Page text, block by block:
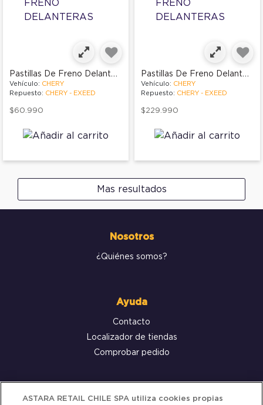
Pastillas De Freno Delanteras
Vehículo: CHERY
Repuesto: CHERY - EXEED
$60.990
Pastillas De Freno Delanteras
Vehículo: CHERY
Repuesto: CHERY - EXEED
$229.990
Mas resultados
Nosotros
¿Quiénes somos?
Ayuda
Contacto
Localizador de tiendas
Comprobar pedido
Servicio al cliente
ASTARA RETAIL CHILE SPA utiliza cookies propias